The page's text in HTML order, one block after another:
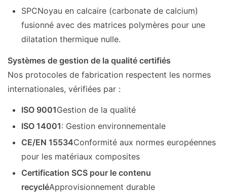
SPCNoyau en calcaire (carbonate de calcium)
fusionné avec des matrices polymères pour une
dilatation thermique nulle.
Systèmes de gestion de la qualité certifiés
Nos protocoles de fabrication respectent les normes
internationales, vérifiées par :
ISO 9001Gestion de la qualité
ISO 14001: Gestion environnementale
CE/EN 15534Conformité aux normes européennes
pour les matériaux composites
Certification SCS pour le contenu
recycléApprovisionnement durable